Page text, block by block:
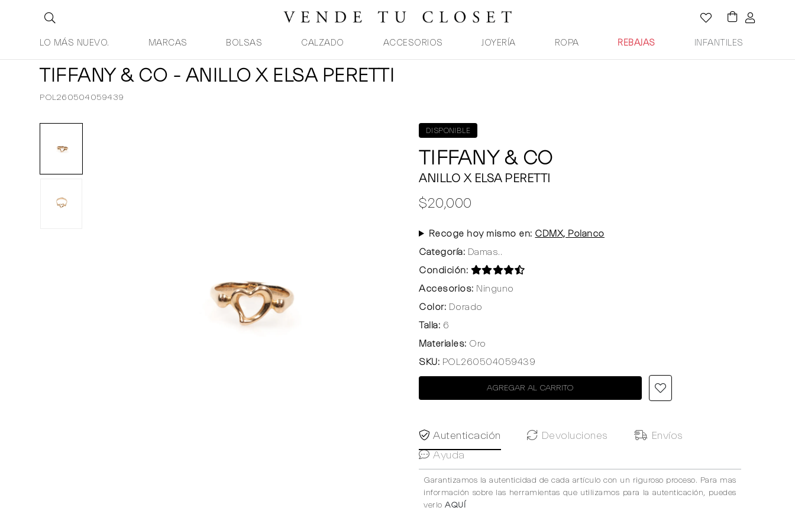
LO MÁS NUEVO. MARCAS BOLSAS CALZADO ACCESORIOS JOYERÍA ROPA REBAJAS INFANTILES
TIFFANY & CO - ANILLO X ELSA PERETTI
POL260504059439
DISPONIBLE
TIFFANY & CO
ANILLO X ELSA PERETTI
$20,000
Recoge hoy mismo en: CDMX, Polanco
Categoría: Damas..
Condición:
Accesorios: Ninguno
Color: Dorado
Talla: 6
Materiales: Oro
SKU: POL260504059439
AGREGAR AL CARRITO
Autenticación Devoluciones
Envíos
Ayuda
Garantizamos la autenticidad de cada artículo con un riguroso proceso. Para mas
información sobre las herramientas que utilizamos para la autenticación, puedes
verlo AQUÍ